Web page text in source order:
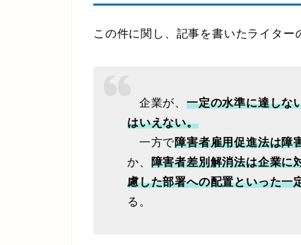
この件に関し、記事を書いたライター
企業が、 一定の水準に達しな
はいえない。
一方で障害者雇用促進法は障
か、 障害者差別解消法は企業に
慮した部署への配置といった一
る。